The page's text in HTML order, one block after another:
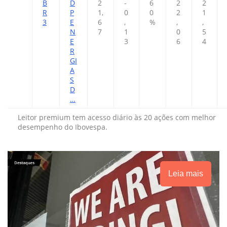
B
R
3
D
P
E
N
E
R
GI
A
S
D
…
2
1,
6
7
-
0
,
1
3
6
0
%
2
2
,
0
6
2
1
,
5
4
Leitor premium tem acesso diário às 20 ações com melhor
desempenho do Ibovespa.
Leia mais